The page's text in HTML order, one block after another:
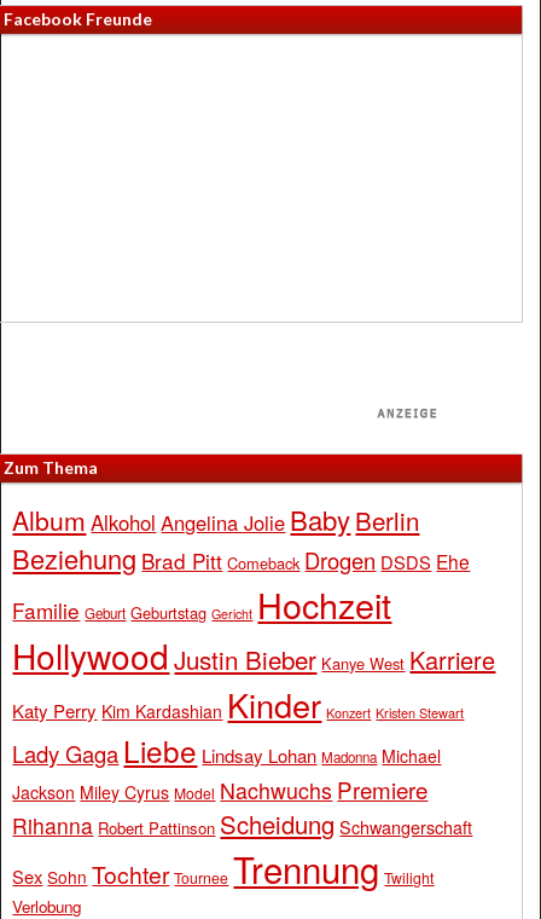
Facebook Freunde
Zum Thema
Album Alkohol Angelina Jolie BabyBerlin
Beziehung Brad Pitt Comeback Drogen DSDS Ehe
Familie Geburt Geburtstag Gericht Hochzeit
Hollywood Justin Bieber Kanye West Karriere
Katy Perry Kim Kardashian Kinder Konzert Kristen Stewart
Lady Gaga Liebe Lindsay Lohan Madonna Michael
Jackson Miley Cyrus Model Nachwuchs Premiere
Rihanna Robert Pattinson Scheidung Schwangerschaft
Sex Sohn Tochter Tournee Trennung Twilight
Verlobung